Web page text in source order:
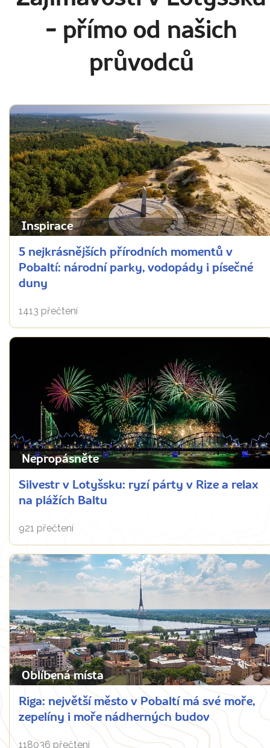
- přímo od našich
průvodců
Inspirace
5 nejkrásnějších přírodních momentů v
Pobaltí: národní parky, vodopády i písečné
duny
1413 přečtení
Nepropásněte
Silvestr v Lotyšsku: ryzí párty v Rize a relax
na plážích Baltu
921 přečtení
Oblíbená místa
Riga: největší město v Pobaltí má své moře,
zepelíny i moře nádherných budov
118036 přečtení